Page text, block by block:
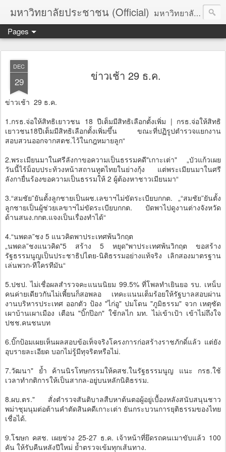
มหาวิทยาลัยประชาชน (Official) มหาวิทยาลัยประชาชน เพื่อการปฏิวัติประชาชนโดยสันติ Truths :: Peace :: Revolution :: Universal Human Rights :: Democracy (TPRUD)
Pages
DEC
29 ข่าวเช้า 29 ธ.ค.
ข่าวเช้า 29 ธ.ค.
1.กรธ.จ่อให้สิทธิเยาวชน 18 ปีเต็มมีสิทธิเลือกตั้งเพิ่ม | กรธ.จ่อให้สิทธิ
เยาวชน18ปีเต็มมีสิทธิเลือกตั้งเพิ่มขึ้น ขณะที่ปฏิรูปตำรวจแยกงาน
สอบสวนออกจากสตช.ไว้ในกฎหมายลูก“
2.พระเมียนมาในศรีลังกาขอความเป็นธรรมคดี"เกาะเต่า" „บัวแก้วเผย
วันนี้ไร้ม็อบประท้วงหน้าสถานทูตไทยในย่างกุ้ง แต่พระเมียนมาในศรี
ลังกายื่นร้องขอความเป็นธรรมให้ 2 ผู้ต้องหาชาวเมียนมา“
3.“สมชัย”ยันตั้งลูกชายเป็นผช.เลขาฯไม่ขัดระเบียบกกต. „“สมชัย”ยันตั้ง
ลูกชายเป็นผู้ช่วยเลขาฯไม่ขัดระเบียบกกต. ปัดพาไปดูงานต่างจังหวัด
ด้านสนง.กกต.แจงเป็นเรื่องทำได้“
4.“นพดล”ชง 5 แนวคิดพาประเทศพ้นวิกฤต
„นพดล”ชงแนวคิด"5 สร้าง 5 หยุด"พาประเทศพ้นวิกฤต ขอสร้าง
รัฐธรรมนูญเป็นประชาธิปไตย-นิติธรรมอย่างแท้จริง เลิกสองมาตรฐาน
เล่นพวก-ทีใครทีมัน“
5.ปชป. ไม่เชื่อผลสำรวจคะแนนนิยม 99.5% ที่โพลทำเยินยอ รบ. เหน็บ
คนค่ายเดียวกันไม่เพี้ยนก็สอพลอ เทคะแนนเต็มร้อยให้รัฐบาลสอบผ่าน
งานบริหารประเทศ ออกตัว ป้อง "ไก่อู" ปมโดน "ภูมิธรรม" จวก เหตุซัด
เผาบ้านเผาเมือง เตือน "บิ๊กป๊อก" ใช้กลไก มท. ไม่เข้าเป้า เข้าไม่ถึงใจ
ปชช.คนชนบท
6.บิ๊กป้อมเผยเห็นผลสอบข้อเท็จจริงโครงการก่อสร้างราชภักดิ์แล้ว แต่ยัง
อุบรายละเอียด บอกไม่รู้มีทุจริตหรือไม่.
7.วัฒนา" ย้ำ ค้านนิรโทษกรรมให้คสช.ในรัฐธรรมนูญ แนะ กรธ.ใช้
เวลาทำกติการให้เป็นสากล-อยู่บนหลักนิติธรรม.
8.ผบ.ตร." สั่งตำรวจสันติบาลสืบหาต้นตอผู้อยู่เบื้องหลังสนับสนุนชาว
พม่าชุมนุมต่อต้านคำตัดสินคดีเกาะเต่า ยันกระบวนการยุติธรรมของไทย
เชื่อได้.
9.โฆษก คสช. เผยช่วง 25-27 ธ.ค. เจ้าหน้าที่ยึดรถคนเมาขับแล้ว 100
คัน ให้รับคืนหลังปีใหม่ ย้ำตรวจเข้มทุกเส้นทาง.